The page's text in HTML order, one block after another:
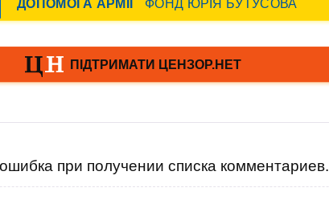
при получении списка комментариев.